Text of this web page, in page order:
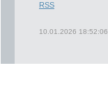
RSS
10.01.2026 18:52:06